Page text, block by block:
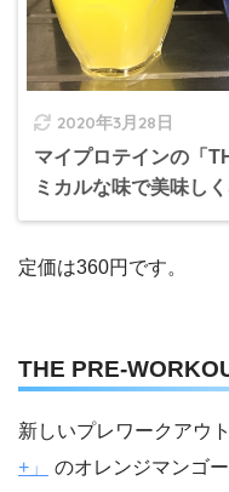
2020年3月28日
マイプロテインの「
ミカルな味で美味し
定価は360円です。
THE PRE-
新しいプレワークアウ
+」
のオレンジマンゴ